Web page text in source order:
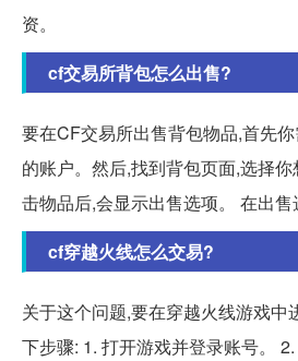
资。
cf交易所背包怎么出售?
要在CF交易所出售背包物品,首先
的账户。然后,找到背包页面,选择
击物品后,会显示出售选项。 在出售
cf穿越火线怎么交易?
关于这个问题,要在穿越火线游戏中
下步骤: 1. 打开游戏并登录账号。